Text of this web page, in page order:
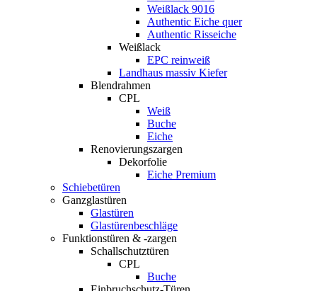
Weißlack 9016
Authentic Eiche quer
Authentic Risseiche
Weißlack
EPC reinweiß
Landhaus massiv Kiefer
Blendrahmen
CPL
Weiß
Buche
Eiche
Renovierungszargen
Dekorfolie
Eiche Premium
Schiebetüren
Ganzglastüren
Glastüren
Glastürenbeschläge
Funktionstüren & -zargen
Schallschutztüren
CPL
Buche